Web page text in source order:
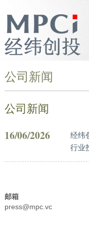
公司新闻
公司新闻
16/06/2026
经纬
行业
邮箱
press@mpc.vc